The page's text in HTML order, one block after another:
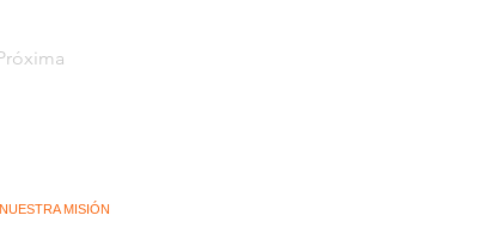
NUESTRA MISIÓN